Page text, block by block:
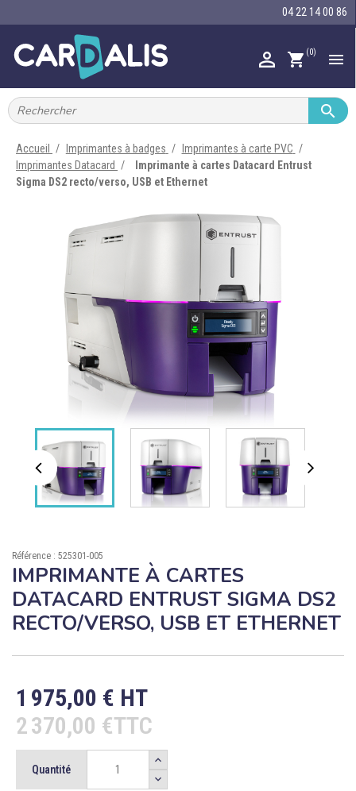
04 22 14 00 86
 shopping_cart (0) 
IMPRIMANTES À BADGES 
CARTE ET BADGE
ÉCORESPONSABLE
PRODUITS PERSONNALISÉS
DÉSTOCKAGE
Compte client
Contact

Accueil Imprimantes à badges
Imprimantes à carte PVC
Imprimantes Datacard
Imprimante à cartes Datacard Entrust
Sigma DS2 recto/verso, USB et Ethernet
Référence : 525301-005
IMPRIMANTE À CARTES
DATACARD ENTRUST SIGMA DS2
RECTO/VERSO, USB ET ETHERNET
1 975,00 € HT
2 370,00 €TTC
Quantité